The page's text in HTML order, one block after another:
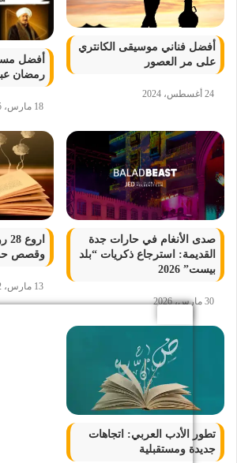
أفضل فناني موسيقى الكانتري
على مر العصور
24 أغسطس، 2024
أفضل
رمضان
18 مارس، 2025
صدى الأنغام في حارات جدة
القديمة: استرجاع ذكريات “بلد
بيست” 2026
30 مارس، 2026
وقصص
13 مارس، 2022
تطور الأدب العربي: اتجاهات
جديدة ومستقبلية